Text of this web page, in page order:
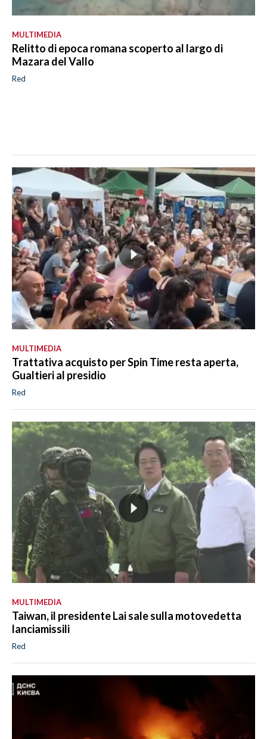
MULTIMEDIA
Relitto di epoca romana scoperto al largo di
Mazara del Vallo
Red
MULTIMEDIA
Trattativa acquisto per Spin Time resta aperta,
Gualtieri al presidio
Red
MULTIMEDIA
Taiwan, il presidente Lai sale sulla motovedetta
lanciamissili
Red